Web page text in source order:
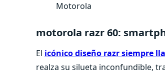
Motorola
motorola razr 60:
El icónico diseño razr siempre
realza su silueta inconfundible,